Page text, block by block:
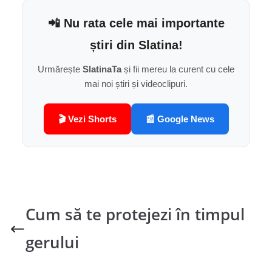
📲 Nu rata cele mai importante
știri din Slatina!
Urmărește SlatinaTași fii mereu la curent cu cele
mai noi știri și videoclipuri.
🎬 Vezi Shorts 📰 Google News
Cum să te protejezi în timpul
gerului